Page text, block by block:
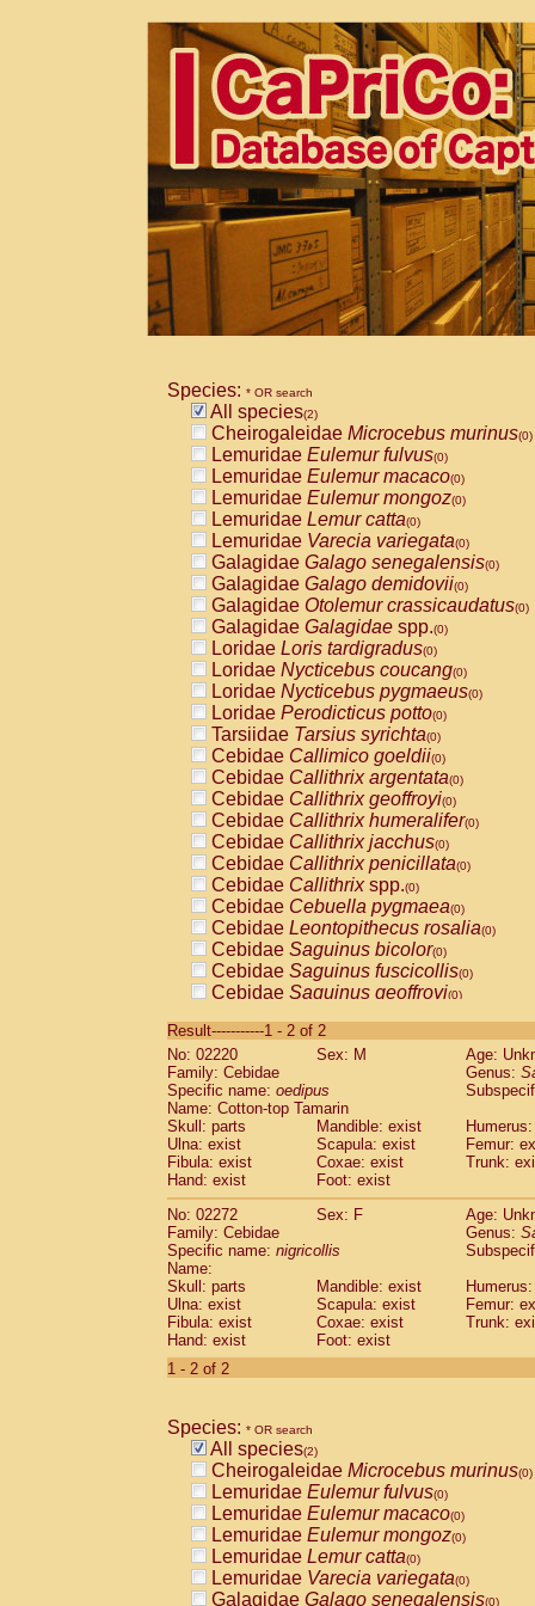
Species: * OR search
All species(2)
Cheirogaleidae Microcebus murinus(0)
Lemuridae Eulemur fulvus(0)
Lemuridae Eulemur macaco(0)
Lemuridae Eulemur mongoz(0)
Lemuridae Lemur catta(0)
Lemuridae Varecia variegata(0)
Galagidae Galago senegalensis(0)
Galagidae Galago demidovii(0)
Galagidae Otolemur crassicaudatus(0)
Galagidae Galagidae spp.(0)
Loridae Loris tardigradus(0)
Loridae Nycticebus coucang(0)
Loridae Nycticebus pygmaeus(0)
Loridae Perodicticus potto(0)
Tarsiidae Tarsius syrichta(0)
Cebidae Callimico goeldii(0)
Cebidae Callithrix argentata(0)
Cebidae Callithrix geoffroyi(0)
Cebidae Callithrix humeralifer(0)
Cebidae Callithrix jacchus(0)
Cebidae Callithrix penicillata(0)
Cebidae Callithrixspp.(0)
Cebidae Cebuella pygmaea(0)
Cebidae Leontopithecus rosalia(0)
Cebidae Saguinus bicolor(0)
Cebidae Saguinus fuscicollis(0)
Cebidae Saguinus geoffroyi(0)
CebidaeSaguinus labiatus(0)
Cebidae Saguinus leucopus (0)
Cebidae
CebidaeSaguinus mystax
Cebidae Saguinus nigricollis (1)
Cebidae Saguinus oedipus
Cebidae Saguinus weddelli
Cebidae Saguinusspp.
Cebidae Aotus trivirgatus
Cebidae
CebidaeCebus apella
Cebidae
Cebidae Cebus nigrivittatus
Cebidae Cebusspp.(0)
Cebidae Saimiri boliviensis
CebidaeSaimiri sciureus(0)
AtelidaeAlouatta caraya(0)
Atelidae Alouatta seniculus
AtelidaeAlouatta
AtelidaeAteles belzebuth(0)
AtelidaeAteles geoffroyi(0)
AtelidaeAteles paniscus(0)
AtelidaeAtelesspp. (0)
AtelidaeLagothrix lagothricha
AtelidaeLagothrix lagothricha cana
PitheciidaeCacajao calvus
Result-----------1 - 2 of 2
No: 02220
Sex: M
Age:
Family: Cebidae
Genus:
Specific name: oedipus
Name: Cotton-top Tamarin
Skull: parts
Mandible: exist
Ulna: exist
Scapula: exist
Femur:
Fibula: exist
Coxae: exist
Trunk:
Hand: exist
Foot: exist
No: 02272
Sex: F
Age:
Family: Cebidae
Genus:
Specific name: nigricollis
Name:
Skull: parts
Mandible: exist
Ulna: exist
Scapula: exist
Femur:
Fibula: exist
Coxae: exist
Trunk:
Hand: exist
Foot: exist
1 - 2 of 2
Species: * OR search
All species(2)
Cheirogaleidae Microcebus murinus(0)
Lemuridae Eulemur fulvus(0)
Lemuridae Eulemur macaco(0)
Lemuridae Eulemur mongoz(0)
Lemuridae Lemur catta(0)
Lemuridae Varecia variegata(0)
Galagidae Galago senegalensis(0)